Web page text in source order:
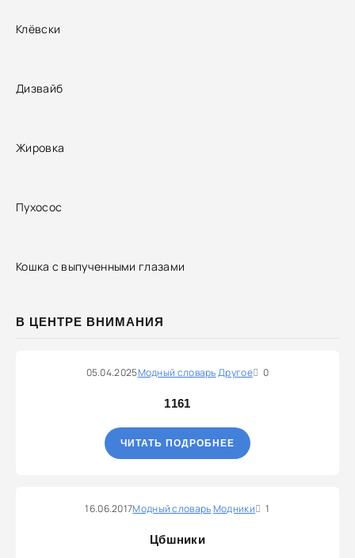
Клёвски
Дизвайб
Жировка
Пухосос
Кошка с выпученными глазами
В ЦЕНТРЕ ВНИМАНИЯ
05.04.2025Модный словарьДругое 0
1161
ЧИТАТЬ ПОДРОБНЕЕ
16.06.2017Модный словарьМодники 1
Цбшники